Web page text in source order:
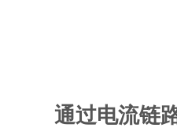
通过电流链